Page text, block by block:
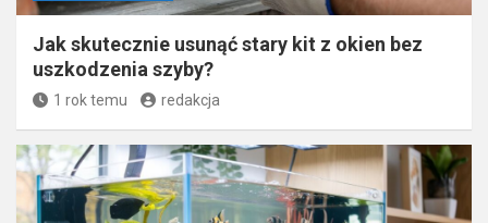
Jak skutecznie usunąć stary kit z okien bez
uszkodzenia szyby?
1 rok temu redakcja